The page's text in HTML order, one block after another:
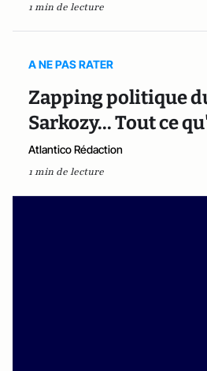
1 min de lecture
A NE PAS RATER
Zapping politique
Sarkozy... Tout ce
Atlantico Rédaction
1 min de lecture